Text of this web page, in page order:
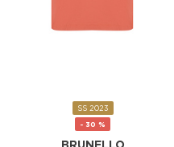
SS 2023
- 30 %